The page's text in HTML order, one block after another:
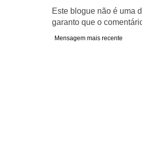
Este blogue não é uma
garanto que o
Mensagem mais recente